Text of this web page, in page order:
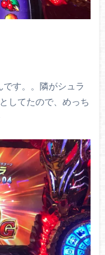
す。。隣がシュラ
してたので、めっち